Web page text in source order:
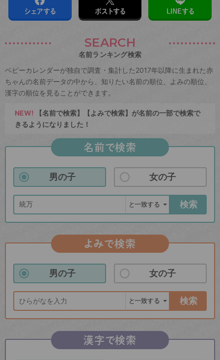
シェアする ポストする LINEする
SEARCH
名前ランキング検索
ベビーカレンダーが独自で調査・集計した2017年以降に生まれた赤
ちゃんの名前データの中から、知りたい名前の順位、よみの順位、
漢字の順位を見ることができます。
NEW! 【名前で検索】【よみで検索】が名前の一部で検索で
きるようになりました！
名前で検索
男の子 女の子
検索
よみで検索
男の子 女の子
検索
漢字で検索